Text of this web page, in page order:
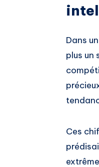
Telegram
Dans
plus un
Ces